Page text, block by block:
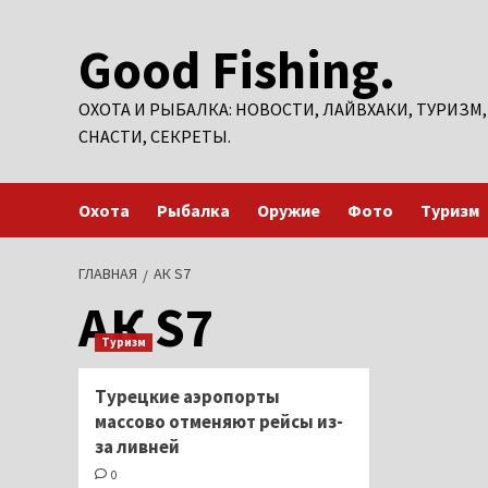
содержимомуGood Fishing.
ОХОТА И РЫБАЛКА: НОВОСТИ, ЛАЙВХАКИ, ТУРИЗМ,
СНАСТИ, СЕКРЕТЫ.
Охота Рыбалка Оружие Фото Туризм
ГЛАВНАЯ АК S7
АК S7
Туризм
Турецкие аэропорты
массово отменяют рейсы из-
за ливней
0